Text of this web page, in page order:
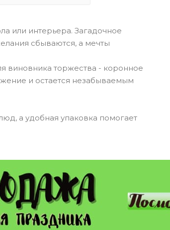
или интерьера. Загадочное
сбываются, а мечты
виновника торжества - коронное
и остается незабываемым
а удобная упаковка помогает